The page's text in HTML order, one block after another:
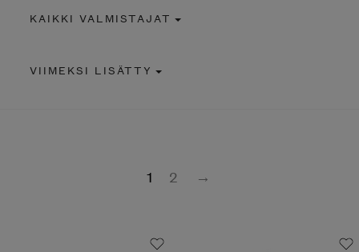
Type 2 or more characters for results.
KAIKKI VALMISTAJAT
VIIMEKSI LISÄTTY
1 2 →